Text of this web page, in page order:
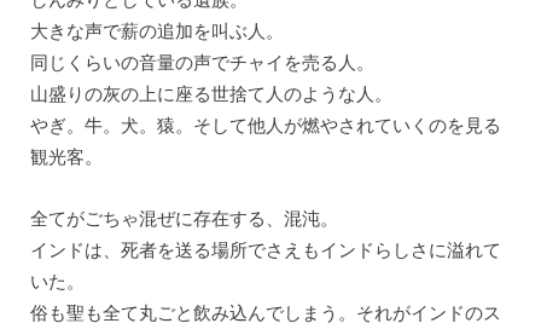
大きな声で薪の追加を叫ぶ人。
同じくらいの音量の声でチャイを売る人。
山盛りの灰の上に座る世捨て人のような人。
やぎ。牛。犬。猿。そして他人が燃やされていくのを見る
観光客。
全てがごちゃ混ぜに存在する、混沌。
インドは、死者を送る場所でさえもインドらしさに溢れて
いた。
俗も聖も全て丸ごと飲み込んでしまう。それがインドのス